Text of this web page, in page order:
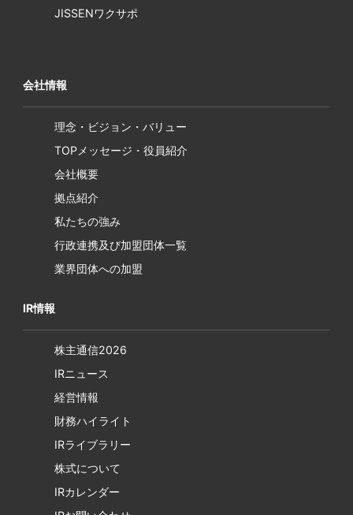
JISSENワクサポ
会社情報
理念・ビジョン・バリュー
TOPメッセージ・役員紹介
会社概要
拠点紹介
私たちの強み
行政連携及び加盟団体一覧
業界団体への加盟
IR情報
株主通信2026
IRニュース
経営情報
財務ハイライト
IRライブラリー
株式について
IRカレンダー